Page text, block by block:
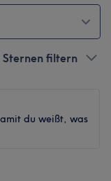
Sternen filtern
du weißt, was